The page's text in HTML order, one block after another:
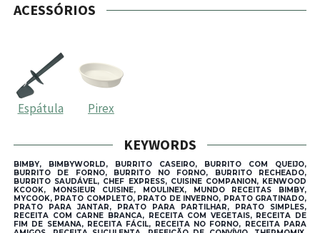
ACESSÓRIOS
Espátula Pirex
KEYWORDS
BIMBY, BIMBYWORLD, BURRITO CASEIRO, BURRITO COM QUEIJO,
BURRITO DE FORNO, BURRITO NO FORNO, BURRITO RECHEADO,
BURRITO SAUDÁVEL, CHEF EXPRESS, CUISINE COMPANION, KENWOOD
KCOOK, MONSIEUR CUISINE, MOULINEX, MUNDO RECEITAS BIMBY,
MYCOOK, PRATO COMPLETO, PRATO DE INVERNO, PRATO GRATINADO,
PRATO PARA JANTAR, PRATO PARA PARTILHAR, PRATO SIMPLES,
RECEITA COM CARNE BRANCA, RECEITA COM VEGETAIS, RECEITA DE
FIM DE SEMANA, RECEITA FÁCIL, RECEITA NO FORNO, RECEITA PARA